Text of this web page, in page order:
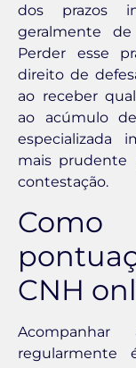
dos prazos
geralmente
Perder esse
direito de
ao receber
ao acúmulo
especializada
mais prudente
contestação.
CNH
regularmente